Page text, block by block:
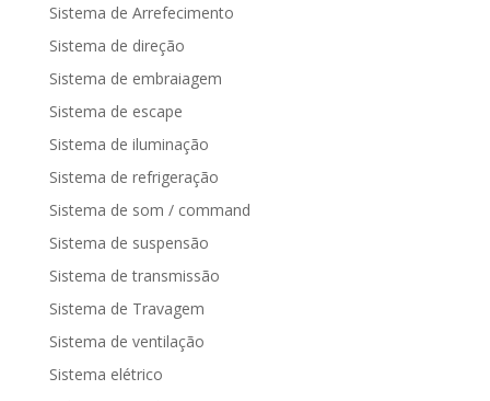
Sistema de Arrefecimento
Sistema de direção
Sistema de embraiagem
Sistema de escape
Sistema de iluminação
Sistema de refrigeração
Sistema de som / command
Sistema de suspensão
Sistema de transmissão
Sistema de Travagem
Sistema de ventilação
Sistema elétrico